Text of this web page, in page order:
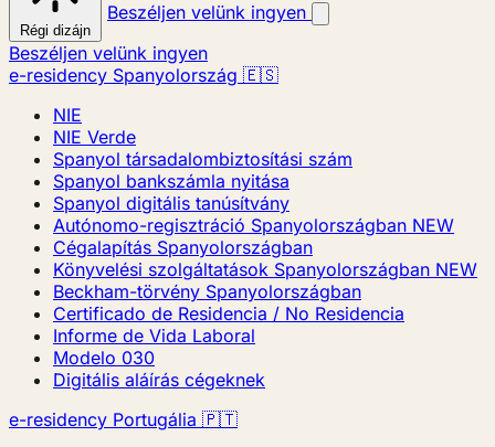
Régi dizájn
Beszéljen velünk ingyen
Beszéljen velünk ingyen
e-residency Spanyolország 🇪🇸
NIE
NIE Verde
Spanyol társadalombiztosítási szám
Spanyol bankszámla nyitása
Spanyol digitális tanúsítvány
Autónomo-regisztráció Spanyolországban NEW
Cégalapítás Spanyolországban
Könyvelési szolgáltatások Spanyolországban NEW
Beckham-törvény Spanyolországban
Certificado de Residencia / No Residencia
Informe de Vida Laboral
Modelo 030
Digitális aláírás cégeknek
e-residency Portugália 🇵🇹